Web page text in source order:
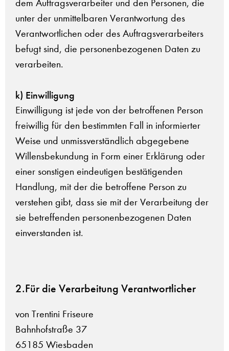
dem Auftragsverarbeiter und den Personen, die
unter der unmittelbaren Verantwortung des
Verantwortlichen oder des Auftragsverarbeiters
befugt sind, die personenbezogenen Daten zu
verarbeiten.
k) Einwilligung
Einwilligung ist jede von der betroffenen Person
freiwillig für den bestimmten Fall in informierter
Weise und unmissverständlich abgegebene
Willensbekundung in Form einer Erklärung oder
einer sonstigen eindeutigen bestätigenden
Handlung, mit der die betroffene Person zu
verstehen gibt, dass sie mit der Verarbeitung der
sie betreffenden personenbezogenen Daten
einverstanden ist.
2.Für die Verarbeitung Verantwortlicher
von Trentini Friseure
Bahnhofstraße 37
65185 Wiesbaden